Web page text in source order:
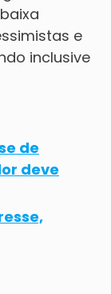
e
inclusive
de
deve